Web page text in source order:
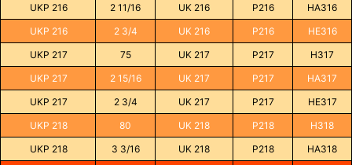
UKP 216
2 11/16 UK 216 P216
HA316
UKP 216
2 3/4 UK 216 P216
HE316
UKP 217
75 UK 217 P217
H317
UKP 217
2 15/16 UK 217 P217
HA317
UKP 217
2 3/4 UK 217 P217
HE317
UKP 218
80 UK 218 P218
H318
UKP 218
3 3/16 UK 218 P218
HA318